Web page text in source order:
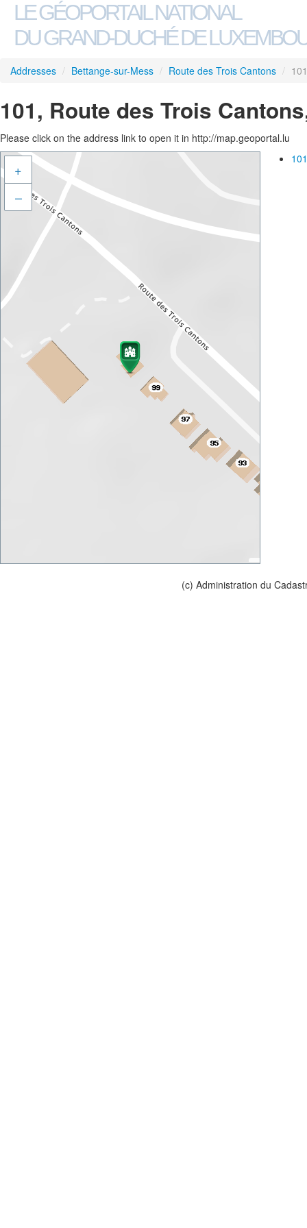
LE GÉOPORTAIL NATIONAL
DU GRAND-DUCHÉ DE
Addresses / Bettange-sur-Mess / Route des Trois Cantons / 101
101, Route des Trois
Please click on the address link to open it in http://map.geoportal.lu
+
–
(c) Administration du